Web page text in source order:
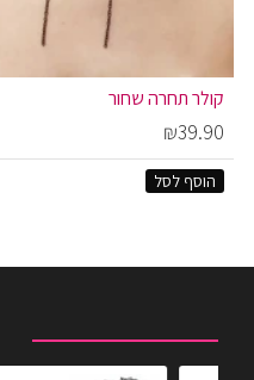
קולר תחרה שחור
₪39.90
הוסף לסל